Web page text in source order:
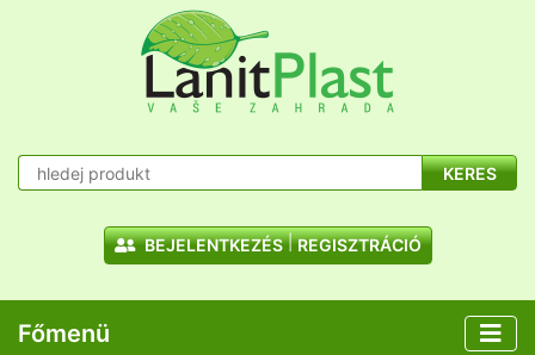
KERES
BEJELENTKEZÉS REGISZTRÁCIÓ
Főmenü